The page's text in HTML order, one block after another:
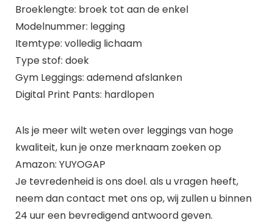
Broeklengte: broek tot aan de enkel
Modelnummer: legging
Itemtype: volledig lichaam
Type stof: doek
Gym Leggings: ademend afslanken
Digital Print Pants: hardlopen
Als je meer wilt weten over leggings van hoge
kwaliteit, kun je onze merknaam zoeken op
Amazon: YUYOGAP
Je tevredenheid is ons doel. als u vragen heeft,
neem dan contact met ons op, wij zullen u binnen
24 uur een bevredigend antwoord geven.